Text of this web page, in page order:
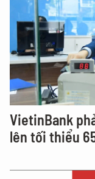
VietinBank
lên tối thiểu